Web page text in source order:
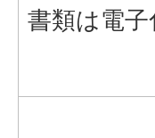
書類は電子